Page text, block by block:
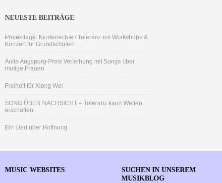
NEUESTE BEITRÄGE
Projekttage: Kinderrechte / Toleranz mit Workshops &
Konzert für Grundschulen
Anita Augspurg-Preis Verleihung mit Songs über
mutige Frauen
Freiheit für Xiong Wei
SONG ÜBER NACHSICHT – Toleranz kann Welten
erschaffen
Ein Lied über Hoffnung
MUSIC WEBSITES
SUCHEN IN UNSEREM
MUSIKBLOG